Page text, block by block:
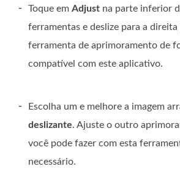
- Toque em Adjust na parte inferior
ferramentas e deslize para a direita
ferramenta de aprimoramento de
compatível com este aplicativo.
-
Escolha um e melhore a imagem
deslizante. Ajuste o outro
você pode fazer com esta
necessário.